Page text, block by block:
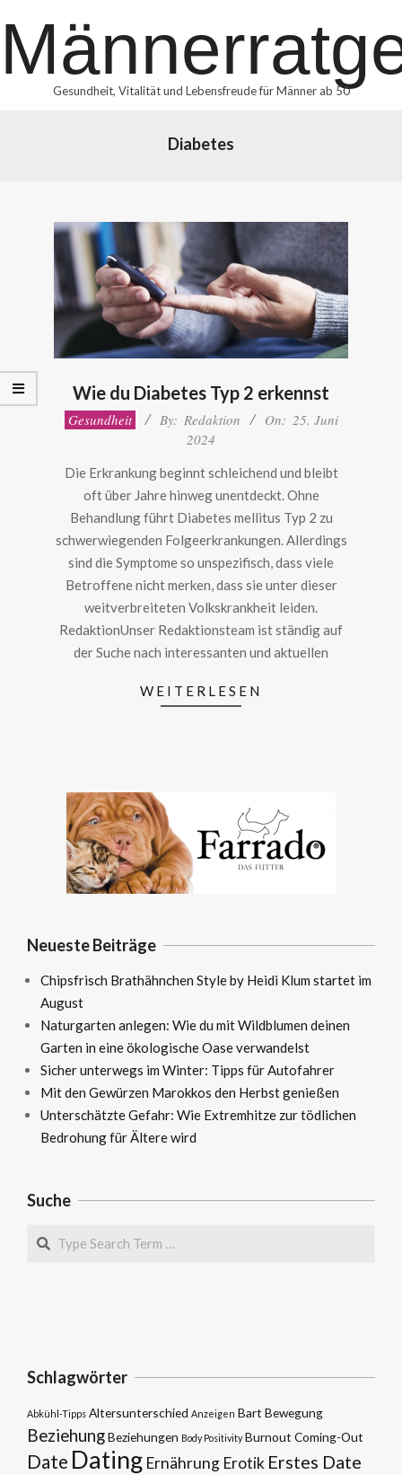
to
content
Gesundheit, Vitalität und Lebensfreude für Männer ab 50
Diabetes
Wie du Diabetes Typ 2 erkennst
2024-
Gesundheit By: Redaktion On: 25. Juni
2024
Die Erkrankung beginnt schleichend und bleibt
oft über Jahre hinweg unentdeckt. Ohne
Behandlung führt Diabetes mellitus Typ 2 zu
schwerwiegenden Folgeerkrankungen. Allerdings
sind die Symptome so unspezifisch, dass viele
Betroffene nicht merken, dass sie unter dieser
weitverbreiteten Volkskrankheit leiden.
RedaktionUnser Redaktionsteam ist ständig auf
der Suche nach interessanten und aktuellen
WEITERLESEN
Neueste Beiträge
Chipsfrisch Brathähnchen Style by Heidi Klum startet im
August
Naturgarten anlegen: Wie du mit Wildblumen deinen
Garten in eine ökologische Oase verwandelst
Sicher unterwegs im Winter: Tipps für Autofahrer
Mit den Gewürzen Marokkos den Herbst genießen
Unterschätzte Gefahr: Wie Extremhitze zur tödlichen
Bedrohung für Ältere wird
Suche
Schlagwörter
Abkühl-Tipps Altersunterschied Anzeigen Bart Bewegung
BeziehungBeziehungen Body Positivity Burnout Coming-Out
Date Dating Ernährung Erotik Erstes Date